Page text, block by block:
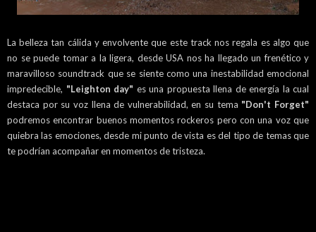
La belleza tan cálida y envolvente que este track nos regala es algo que
no se puede tomar a la ligera, desde USA nos ha llegado un frenético y
maravilloso soundtrack que se siente como una inestabilidad emocional
impredecible, "Leighton day" es una propuesta llena de energía la cual
destaca por su voz llena de vulnerabilidad, en su tema "Don't Forget"
podremos encontrar buenos momentos rockeros pero con una voz que
quiebra las emociones, desde mi punto de vista es del tipo de temas que
te podrían acompañar en momentos de tristeza.